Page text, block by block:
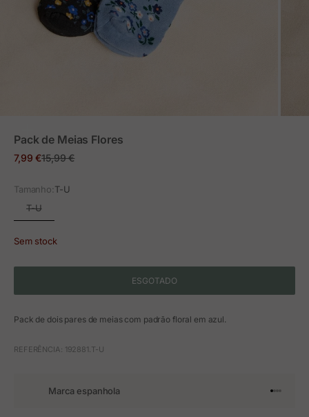
Pack de Meias Flores
Preço em promoção
7,99 €Preço normal
15,99 €
Tamanho:T-U
T-U
Sem stock
ESGOTADO
Pack de dois pares de meias com padrão floral em azul.
REFERÊNCIA: 192881.T-U
Marca espanhola Ir para o
Ir para
Ir para
Ir para